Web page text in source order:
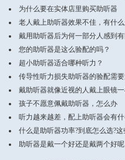
为什么要在实体店里购买助听器
老人戴上助听器效果不佳，有什么
戴用助听器后为何一部分人感到
您的助听器是这么验配的吗？
超小助听器适合哪种听力？
传导性听力损失助听器的验配需
戴助听器就像近视的人戴上眼镜
孩子不愿意佩戴助听器，怎么办
听力越来越差，配上助听器会有
什么是助听器功率?到底怎么选?
助听器是戴一个好还是戴两个好呢